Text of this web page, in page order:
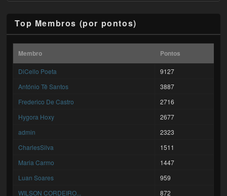
Top Membros (por pontos)
Membro Pontos
DiCello Poeta
9127
António Tê Santos
3887
Frederico De Castro
2716
Hygora Hoxy
2677
admin
2323
CharlesSilva
1511
Maria Carmo
1447
Luan Soares
959
WILSON CORDEIRO...
872